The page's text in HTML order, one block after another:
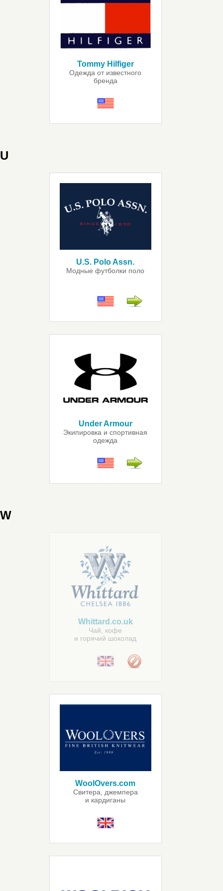
Tommy Hilfiger
Одежда от известного
бренда
U
U.S. Polo Assn.
Модные футболки поло
Under Armour
Экипировка и спортивная
одежда
W
Whittard.co.uk
Чай, кофе
и горячий шоколад
WoolOvers.com
Свитера, джемпера
и кардиганы